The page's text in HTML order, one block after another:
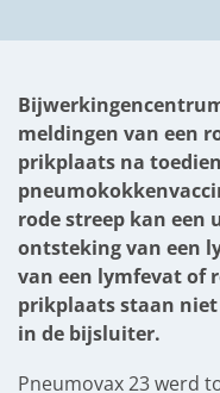
meldingen van een
prikplaats na
rode streep kan een
ontsteking van een
van een lymfevat of
prikplaats staan
in de bijsluiter.
Pneumovax 23 werd